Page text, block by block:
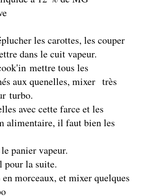
les carottes, les couper
dans le cuit vapeur.
mettre tous les
aux quenelles, mixer très
turbo.
avec cette farce et les
alimentaire, il faut bien les
panier vapeur.
pour la suite.
morceaux, et mixer quelques